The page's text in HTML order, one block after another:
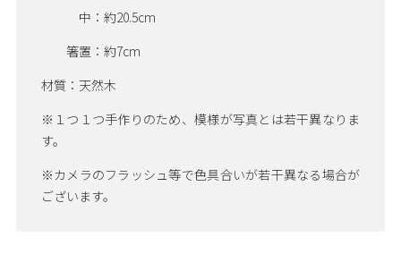
中：約20.5cm
箸置：約7cm
材質：天然木
※１つ１つ手作りのため、模様が写真とは若干異なりま
す。
※カメラのフラッシュ等で色具合いが若干異なる場合が
ございます。